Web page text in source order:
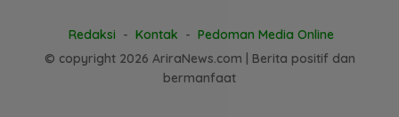
Redaksi Kontak
Pedoman Media Online
© copyright 2026 AriraNews.com | Berita positif dan
bermanfaat